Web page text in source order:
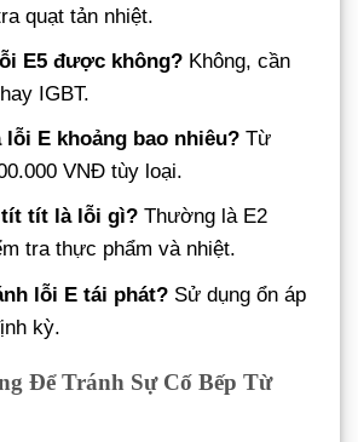
quạt tản nhiệt.
E5 được không? Không, cần
IGBT.
E khoảng bao nhiêu? Từ
VNĐ tùy loại.
tít tít là lỗi gì? Thường là E2
tra thực phẩm và nhiệt.
lỗi E tái phát? Sử dụng ổn áp
kỳ.
Để Tránh Sự Cố Bếp Từ